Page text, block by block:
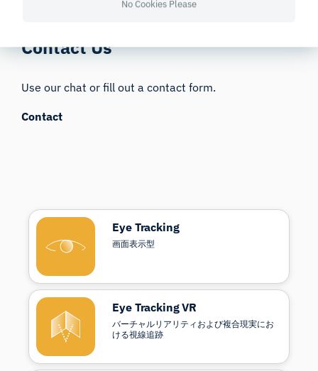
Contact Us
Use our chat or fill out a contact form.
Contact
Eye Tracking
画面表示型
Eye Tracking VR
バーチャルリアリティおよび複合現実にお
ける視線追跡
No Cookies Please